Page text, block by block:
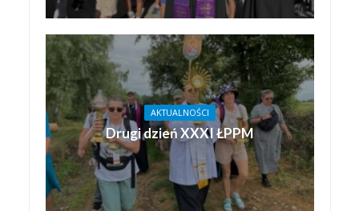
AKTUALNOŚCI
Drugi dzień XXXI ŁPPM